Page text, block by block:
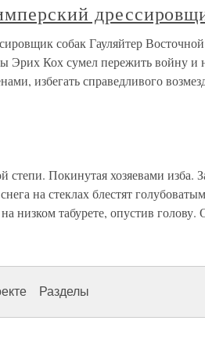
собак Гауляйтер
Эрих Кох сумел пережить войну и
избегать справедливого
Покинутая хозяевами изба.
на стеклах блестят
низком табурете, опустив голову.
Разделы